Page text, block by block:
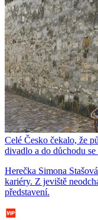
Celé Česko čekalo, že
divadlo a do důchodu se
Herečka Simona
kariéry. Z jeviště
představení.